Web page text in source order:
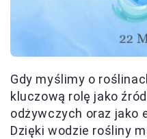
Gdy myślimy o
kluczową rolę jako
odżywczych oraz jako
Dzięki wodzie rośliny